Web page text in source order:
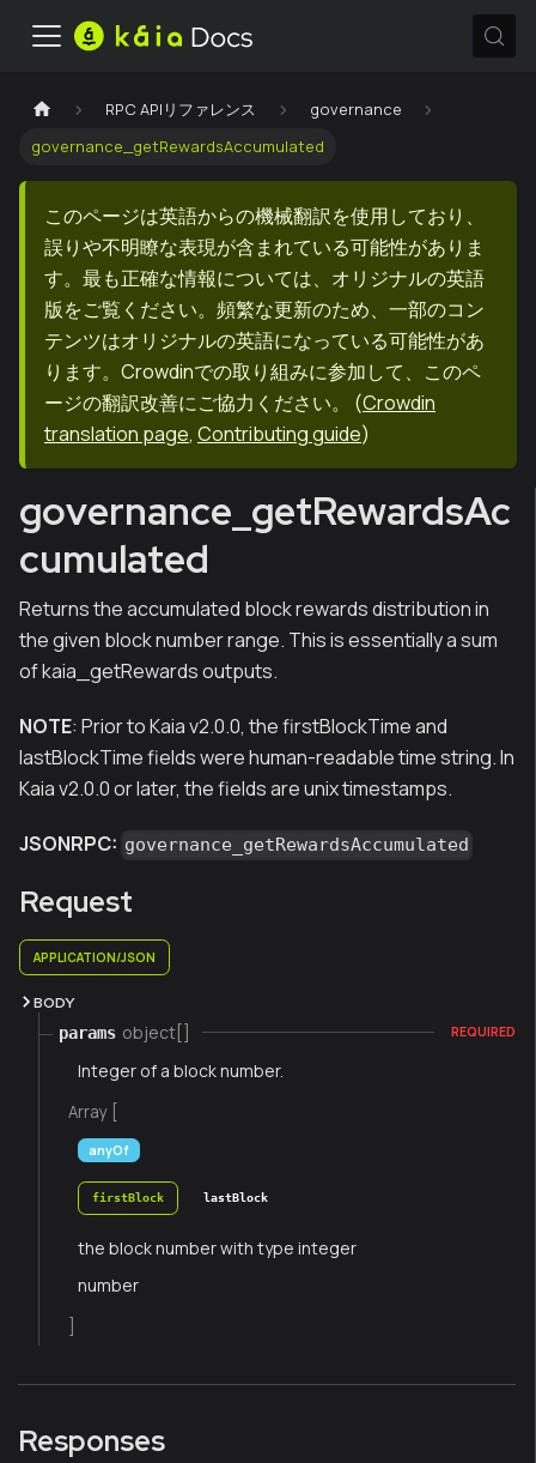
RPC APIリファレンス
governance
governance_getRewardsAccumulated
このページは英語からの機械翻訳を使用しており、
誤りや不明瞭な表現が含まれている可能性がありま
す。最も正確な情報については、オリジナルの英語
版をご覧ください。頻繁な更新のため、一部のコン
テンツはオリジナルの英語になっている可能性があ
ります。Crowdinでの取り組みに参加して、このペ
ージの翻訳改善にご協力ください。
(Crowdin
translation page, Contributing guide)
governance_getRewardsAc
cumulated
Returns the accumulated block rewards distribution in
the given block number range. This is essentially a sum
of kaia_getRewards outputs.
NOTE: Prior to Kaia v2.0.0, the firstBlockTime and
lastBlockTime fields were human-readable time string. In
Kaia v2.0.0 or later, the fields are unix timestamps.
JSONRPC: governance_getRewardsAccumulated
Request
APPLICATION/JSON
BODY
params object[] REQUIRED
Integer of a block number.
Array [
anyOf
firstBlock lastBlock
the block number with type integer
number
Responses